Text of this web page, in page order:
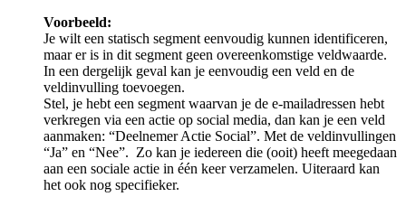
Voorbeeld:
Je wilt een statisch segment eenvoudig kunnen identificeren,
maar er is in dit segment geen overeenkomstige veldwaarde.
In een dergelijk geval kan je eenvoudig een veld en de
veldinvulling toevoegen.
Stel, je hebt een segment waarvan je de e-mailadressen hebt
verkregen via een actie op social media, dan kan je een veld
aanmaken: “Deelnemer Actie Social”. Met de veldinvullingen
“Ja” en “Nee”. Zo kan je iedereen die (ooit) heeft meegedaan
aan een sociale actie in één keer verzamelen. Uiteraard kan
het ook nog specifieker.